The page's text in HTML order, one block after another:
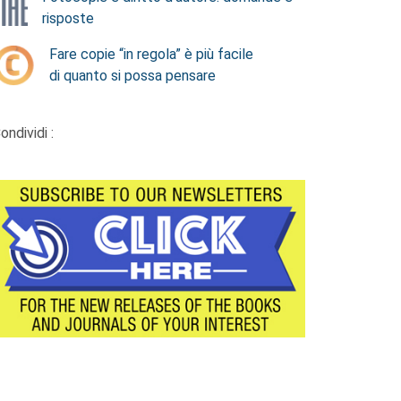
risposte
Fare copie “in regola” è più facile
di quanto si possa pensare
: